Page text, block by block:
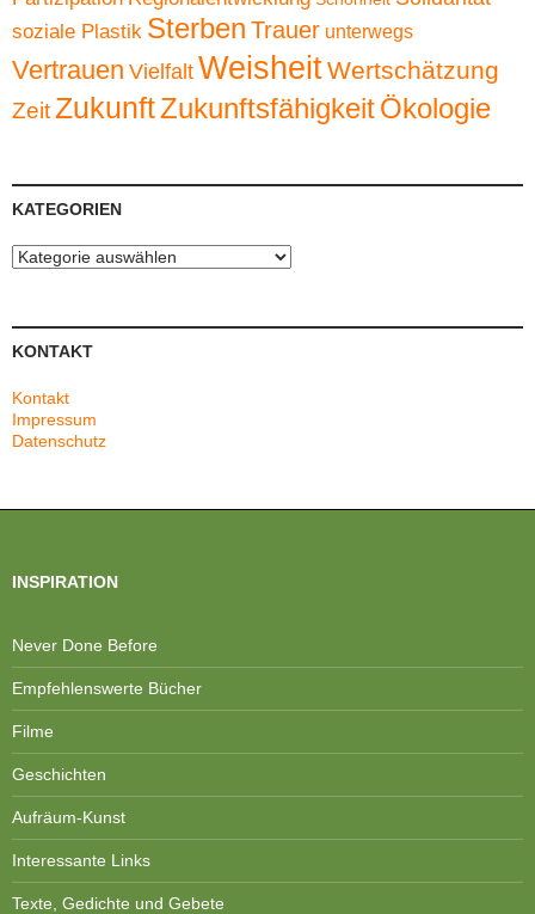
soziale Plastik Sterben Trauer unterwegs
Vertrauen Vielfalt WeisheitWertschätzung
ZeitZukunftZukunftsfähigkeitÖkologie
KATEGORIEN
Kategorien
KONTAKT
Kontakt
Impressum
Datenschutz
INSPIRATION
Never Done Before
Empfehlenswerte Bücher
Filme
Geschichten
Aufräum-Kunst
Interessante Links
Texte, Gedichte und Gebete